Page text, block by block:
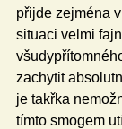
přijde zejména
situaci velmi
zachytit
je takřka
tímto smogem